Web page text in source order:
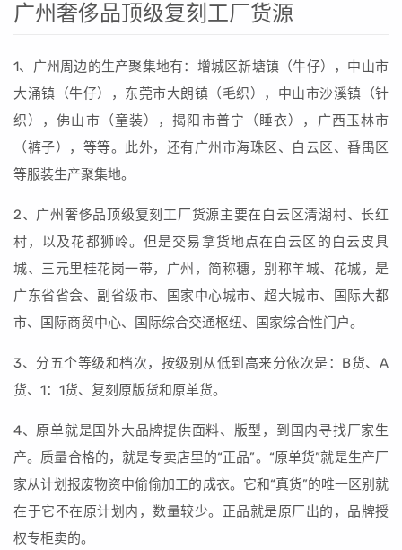
广州奢侈品顶级复刻工厂货源
1、广州周边的生产聚集地有：增城区新塘镇（牛仔），中山市
大涌镇（牛仔），东莞市大朗镇（毛织），中山市沙溪镇（针
织），佛山市（童装），揭阳市普宁（睡衣），广西玉林市
（裤子），等等。此外，还有广州市海珠区、白云区、番禺区
等服装生产聚集地。
2、广州奢侈品顶级复刻工厂货源主要在白云区清湖村、长红
村，以及花都狮岭。但是交易拿货地点在白云区的白云皮具
城、三元里桂花岗一带，广州，简称穗，别称羊城、花城，是
广东省省会、副省级市、国家中心城市、超大城市、国际大都
市、国际商贸中心、国际综合交通枢纽、国家综合性门户。
3、分五个等级和档次，按级别从低到高来分依次是：B货、A
货、1：1货、复刻原版货和原单货。
4、原单就是国外大品牌提供面料、版型，到国内寻找厂家生
产。质量合格的，就是专卖店里的“正品”。“原单货”就是生产厂
家从计划报废物资中偷偷加工的成衣。它和“真货”的唯一区别就
在于它不在原计划内，数量较少。正品就是原厂出的，品牌授
权专柜卖的。